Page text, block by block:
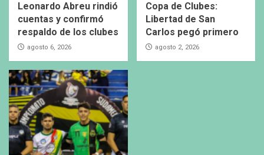
Leonardo Abreu rindió
cuentas y confirmó
respaldo de los clubes
agosto 6, 2026
Copa de Clubes:
Libertad de San
Carlos pegó primero
agosto 2, 2026